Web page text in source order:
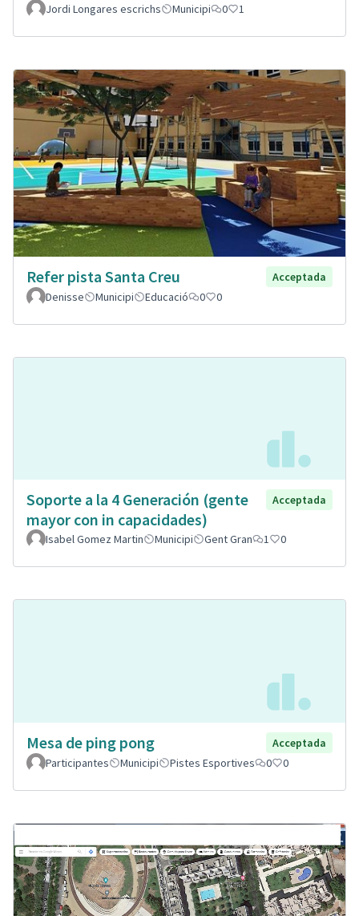
Jordi Longares escrichs Municipi 0 1
Refer pista Santa Creu
Acceptada
Denisse
Municipi Educació 0 0
Soporte a la 4 Generación (gente
mayor con in capacidades)
Acceptada
Isabel Gomez Martin Municipi Gent Gran 1 0
Mesa de ping pong
Acceptada
Participantes
Municipi Pistes Esportives 0 0